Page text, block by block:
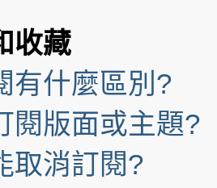
收藏
有什麼區別?
閱版面或主題?
取消訂閱?